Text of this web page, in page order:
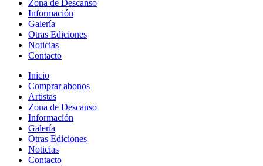
Zona de Descanso
Información
Galería
Otras Ediciones
Noticias
Contacto
Inicio
Comprar abonos
Artistas
Zona de Descanso
Información
Galería
Otras Ediciones
Noticias
Contacto